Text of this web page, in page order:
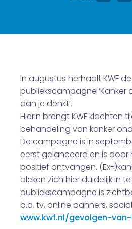
In augustus herhaalt KWF de
publiekscampagne ‘Kanker
dan je denkt’.
Hierin brengt KWF klachten
behandeling van kanker
De campagne is in
eerst gelanceerd en is door
positief ontvangen. (Ex-
bleken zich hier duidelijk in
publiekscampagne is
o.a. tv, online banners,
www.kwf.nl/gevolgen-